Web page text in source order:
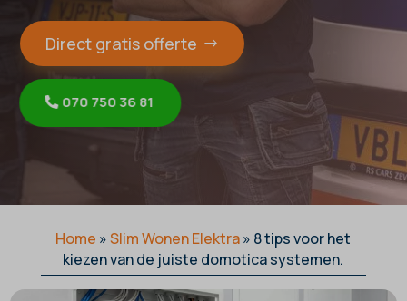
Direct gratis offerte
070 750 36 81
Home »Slim Wonen Elektra» 8 tips voor het
kiezen van de juiste domotica systemen.